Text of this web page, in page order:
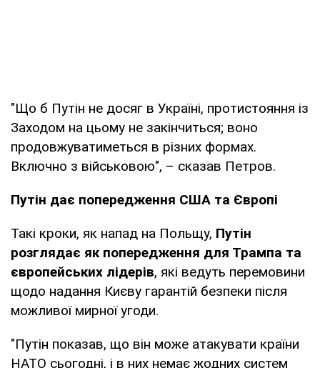
"Що б Путін не досяг в Україні, протистояння із
Заходом на цьому не закінчиться; воно
продовжуватиметься в різних формах.
Включно з військовою", – сказав Петров.
Путін дає попередження США та Європі
Такі кроки, як напад на Польщу, Путін
розглядає як попередження для Трампа та
європейських лідерів, які ведуть перемовини
щодо надання Києву гарантій безпеки після
можливої мирної угоди.
"Путін показав, що він може атакувати країни
НАТО сьогодні, і в них немає жодних систем